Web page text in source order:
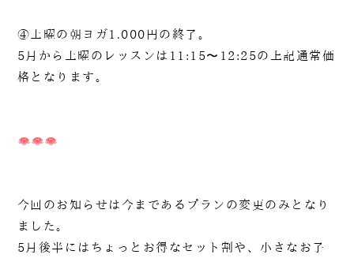
④土曜の朝ヨガ1.000円の終了。
5月から土曜のレッスンは11:15〜12:25の上記通常価
格となります。
今回のお知らせは今まであるプランの変更のみとなり
ました。
5月後半にはちょっとお得なセット割や、小さなお子